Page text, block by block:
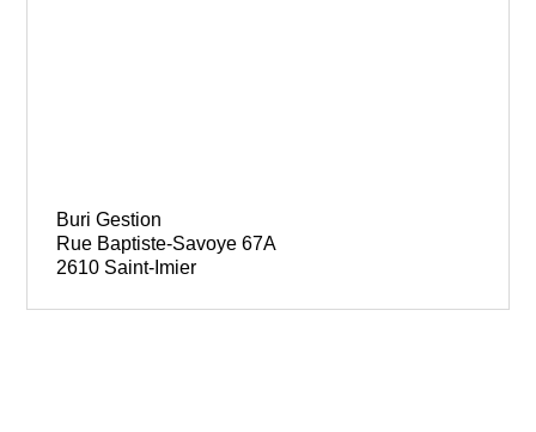
Buri Gestion
Rue Baptiste-Savoye 67A
2610 Saint-Imier